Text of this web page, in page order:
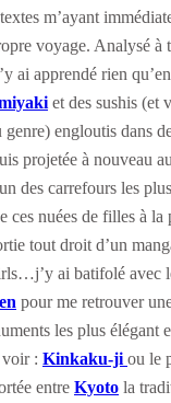
m’ayant
voyage. Analysé à
ai apprendé rien
et des sushis (et
engloutis dans
projetée à nouveau
des carrefours les
ces nuées de filles à la
tout droit d’un
ai batifolé avec
pour me retrouver
les plus élégant
voir : Kinkaku-ji ou le
entre Kyoto la